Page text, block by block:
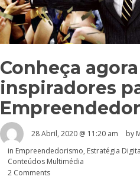
Conheça
inspiradores
28 Abril, 2020 @ 11:20 am by
in Empreendedorismo, Estratégia
Conteúdos Multimédia
2 Comments